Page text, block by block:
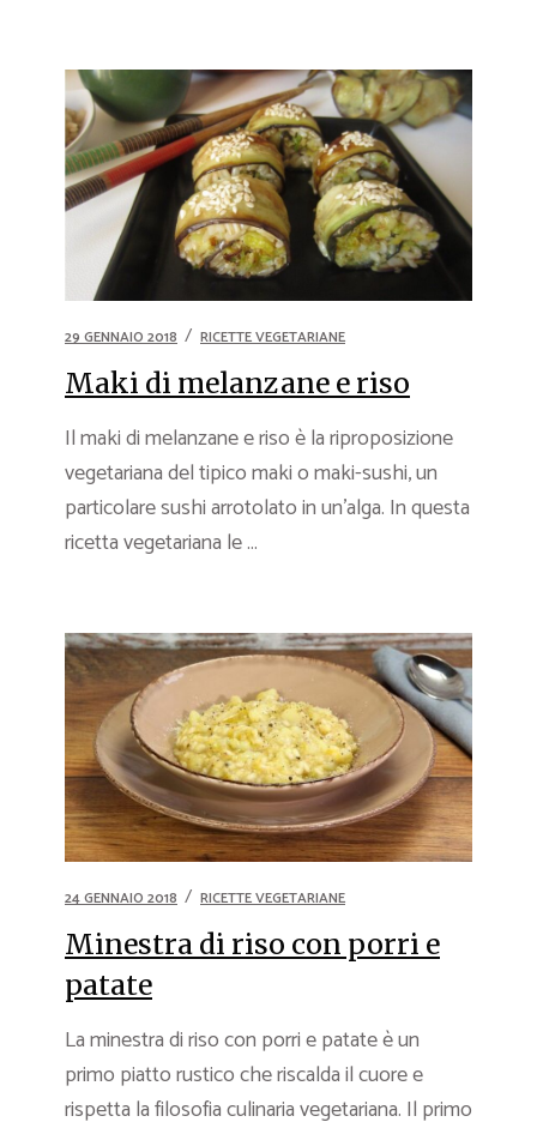
29 GENNAIO 2018 RICETTE VEGETARIANE
Maki di melanzane e riso
Il maki di melanzane e riso è la riproposizione
vegetariana del tipico maki o maki-sushi, un
particolare sushi arrotolato in un’alga. In questa
ricetta vegetariana le ...
24 GENNAIO 2018 RICETTE VEGETARIANE
Minestra di riso con porri e
patate
La minestra di riso con porri e patate è un
primo piatto rustico che riscalda il cuore e
rispetta la filosofia culinaria vegetariana. Il primo